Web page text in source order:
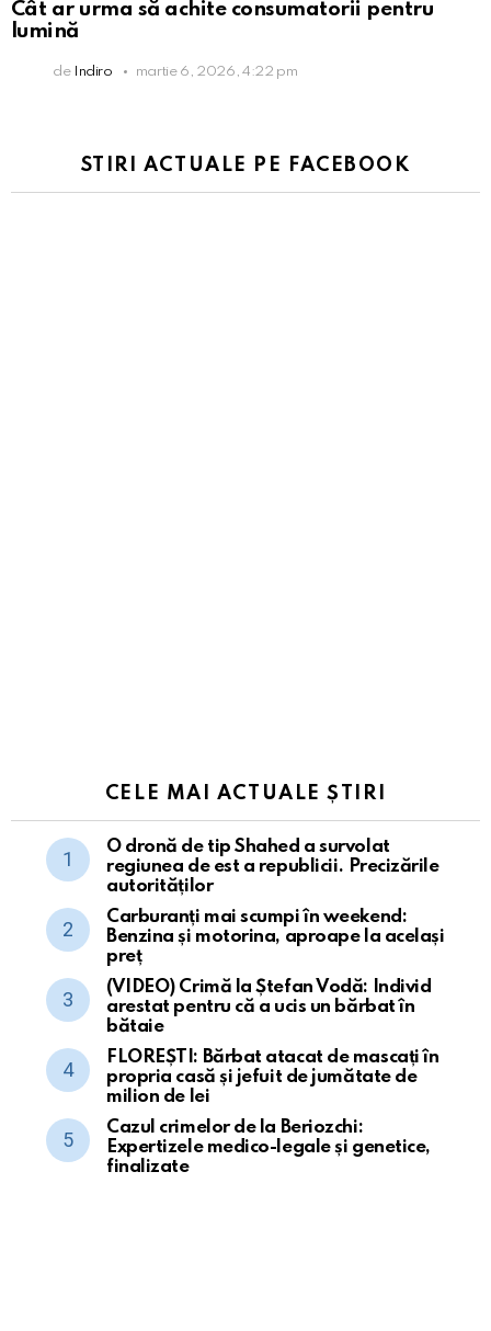
Cât ar urma să achite consumatorii pentru
lumină
de Indiro martie 6, 2026, 4:22 pm
STIRI ACTUALE PE FACEBOOK
CELE MAI ACTUALE ȘTIRI
O dronă de tip Shahed a survolat
regiunea de est a republicii. Precizările
autorităților
Carburanți mai scumpi în weekend:
Benzina și motorina, aproape la același
preț
(VIDEO) Crimă la Ștefan Vodă: Individ
arestat pentru că a ucis un bărbat în
bătaie
FLOREȘTI: Bărbat atacat de mascați în
propria casă și jefuit de jumătate de
milion de lei
Cazul crimelor de la Beriozchi:
Expertizele medico-legale și genetice,
finalizate